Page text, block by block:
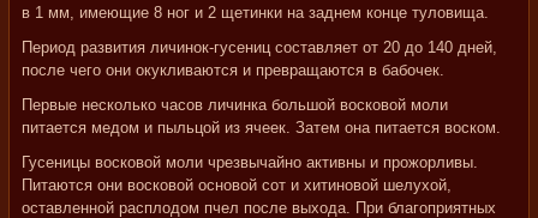
в 1 мм, имеющие 8 ног и 2 щетинки на заднем конце туловища.
Период развития личинок-гусениц составляет от 20 до 140 дней,
после чего они окукливаются и превращаются в бабочек.
Первые несколько часов личинка большой восковой моли
питается медом и пыльцой из ячеек. Затем она питается воском.
Гусеницы восковой моли чрезвычайно активны и прожорливы.
Питаются они восковой основой сот и хитиновой шелухой,
оставленной расплодом пчел после выхода. При благоприятных